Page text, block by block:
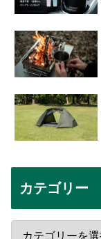
カテゴリー